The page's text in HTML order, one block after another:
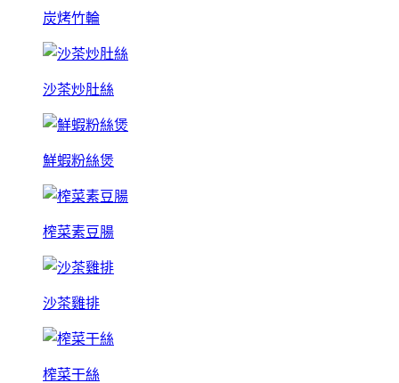
炭烤竹輪
沙茶炒肚絲
鮮蝦粉絲煲
榨菜素豆腸
沙茶雞排
榨菜干絲